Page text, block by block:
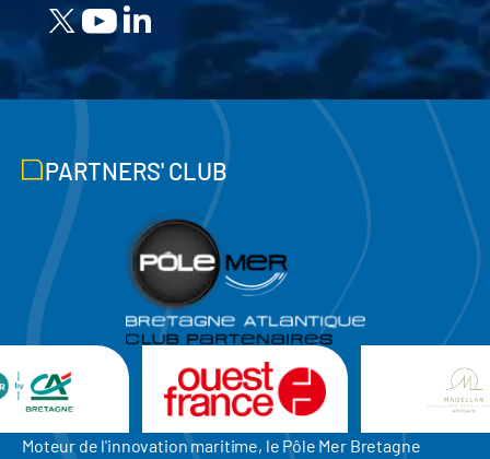
PARTNERS' CLUB
Moteur de l'innovation maritime, le Pôle Mer Bretagne